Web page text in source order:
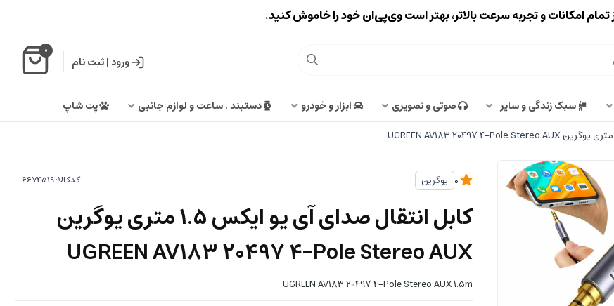
تمام امکانات و تجربه سرعت بالاتر، بهتر است وی‌پی‌ان خود را خاموش کنید.
ورود|ثبت نام
0
سبک زندگی و سایر صوتی و تصویری ابزار و خودرو دستبند , ساعت و لوازم جانبی پت شاپ
یوگرین کدکالا:
کابل انتقال صدای آی یو ایکس 1.5 متری یوگرین
UGREEN AV183 20497 4-Pole Stereo AUX
UGREEN AV183 20497 4-Pole Stereo AUX 1.5m